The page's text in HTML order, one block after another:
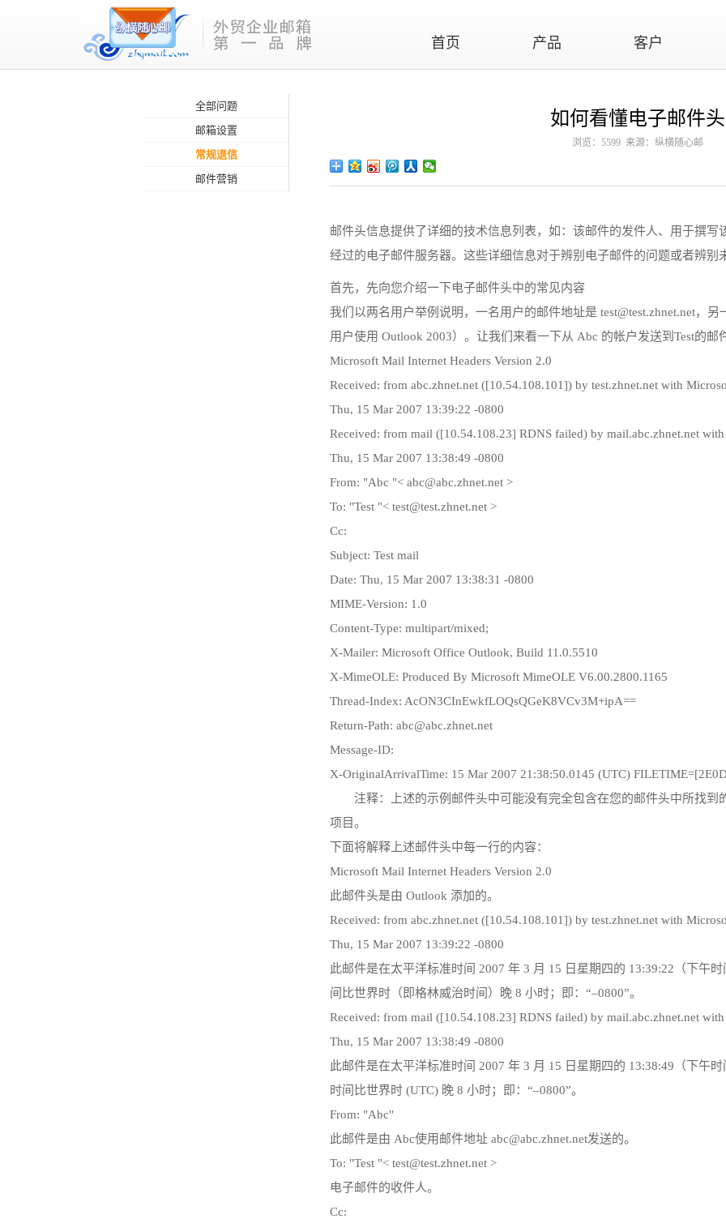
首页 产品 客户
全部问题
邮箱设置
常规退信
邮件营销
如何看懂电子邮件头
浏览：5599 来源：纵横随心邮
邮件头信息提供了详细的技术信息列表，如：该邮件的发件人、用于撰
经过的电子邮件服务器。这些详细信息对于辨别电子邮件的问题或者辨别
首先，先向您介绍一下电子邮件头中的常见内容
我们以两名用户举例说明，一名用户的邮件地址是 test@test.zhnet.net，另
用户使用 Outlook 2003）。让我们来看一下从 Abc 的帐户发送到Test的邮
Microsoft Mail Internet Headers Version 2.0
Received: from abc.zhnet.net ([10.54.108.101]) by test.zhnet.net with
Thu, 15 Mar 2007 13:39:22 -0800
Received: from mail ([10.54.108.23] RDNS failed) by mail.abc.zhnet.net
Thu, 15 Mar 2007 13:38:49 -0800
From: "Abc "< abc@abc.zhnet.net >
To: "Test "< test@test.zhnet.net >
Cc:
Subject: Test mail
Date: Thu, 15 Mar 2007 13:38:31 -0800
MIME-Version: 1.0
Content-Type: multipart/mixed;
X-Mailer: Microsoft Office Outlook, Build 11.0.5510
X-MimeOLE: Produced By Microsoft MimeOLE V6.00.2800.1165
Thread-Index: AcON3CInEwkfLOQsQGeK8VCv3M+ipA==
Return-Path: abc@abc.zhnet.net
Message-ID:
X-OriginalArrivalTime: 15 Mar 2007 21:38:50.0145 (UTC)
注释：上述的示例邮件头中可能没有完全包含在您的邮件头中所找到
项目。
下面将解释上述邮件头中每一行的内容：
Microsoft Mail Internet Headers Version 2.0
此邮件头是由 Outlook 添加的。
Received: from abc.zhnet.net ([10.54.108.101]) by test.zhnet.net with
Thu, 15 Mar 2007 13:39:22 -0800
此邮件是在太平洋标准时间 2007 年 3 月 15 日星期四的 13:39:22（下午
间比世界时（即格林威治时间）晚 8 小时；即：“–0800”。
Received: from mail ([10.54.108.23] RDNS failed) by mail.abc.zhnet.net
Thu, 15 Mar 2007 13:38:49 -0800
此邮件是在太平洋标准时间 2007 年 3 月 15 日星期四的 13:38:49（下午
时间比世界时 (UTC) 晚 8 小时；即：“–0800”。
From: "Abc"
此邮件是由 Abc使用邮件地址 abc@abc.zhnet.net发送的。
To: "Test "< test@test.zhnet.net >
电子邮件的收件人。
Cc: